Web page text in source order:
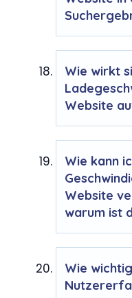
Wie wirkt
Website
Wie kann
Website
warum ist
Wie